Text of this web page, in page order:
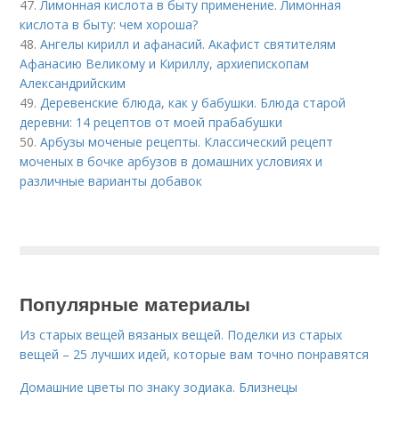
47.Лимонная кислота в быту применение. Лимонная
кислота в быту: чем хороша?
48.Ангелы кирилл и афанасий. Акафист святителям
Афанасию Великому и Кириллу, архиепископам
Александрийским
49.Деревенские блюда, как у бабушки. Блюда старой
деревни: 14 рецептов от моей прабабушки
50.Арбузы моченые рецепты. Классический рецепт
моченых в бочке арбузов в домашних условиях и
различные варианты добавок
Популярные материалы
Из старых вещей вязаных вещей. Поделки из старых
вещей – 25 лучших идей, которые вам точно понравятся
Домашние цветы по знаку зодиака. Близнецы